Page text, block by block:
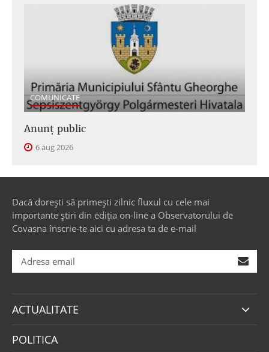
COMUNICATE
Anunţ public
6 aug 2026
Dacă dorești să primești zilnic fluxul cu cele mai
importante știri din ediția on-line a Observatorului de
Covasna înscrie-te aici cu adresa ta de e-mail
ACTUALITATE
POLITICA